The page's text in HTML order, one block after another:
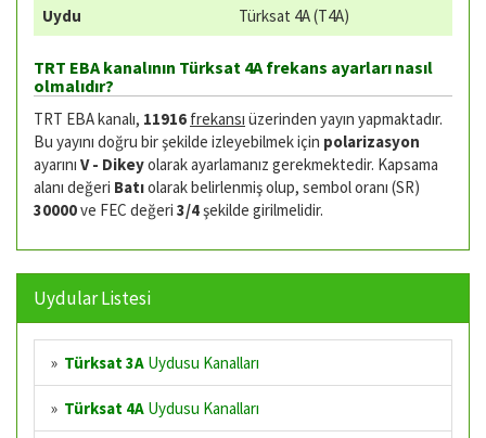
Uydu
Türksat 4A (T4A)
TRT EBA kanalının Türksat 4A frekans ayarları nasıl
olmalıdır?
TRT EBA kanalı, 11916 frekansı üzerinden yayın yapmaktadır.
Bu yayını doğru bir şekilde izleyebilmek için polarizasyon
ayarını V - Dikeyolarak ayarlamanız gerekmektedir. Kapsama
alanı değeri Batıolarak belirlenmiş olup, sembol oranı (SR)
30000ve FEC değeri 3/4şekilde girilmelidir.
Uydular Listesi
» Türksat 3A Uydusu Kanalları
» Türksat 4A Uydusu Kanalları